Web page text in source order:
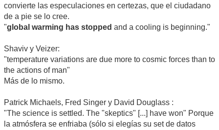
convierte las especulaciones en certezas, que el ciudadano
de a pie se lo cree.
"global warming has stopped and a cooling is beginning."
Shaviv y Veizer:
"temperature variations are due more to cosmic forces than to
the actions of man"
Más de lo mismo.
Patrick Michaels, Fred Singer y David Douglass :
"The science is settled. The "skeptics" [...] have won" Porque
la atmósfera se enfriaba (sólo si elegías su set de datos